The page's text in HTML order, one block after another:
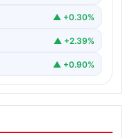
▲ +0.30%
▲ +2.39%
▲ +0.90%